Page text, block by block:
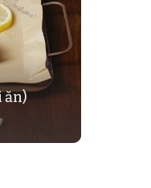
ăn)